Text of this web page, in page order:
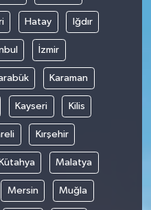
Hatay Iğdır
İzmir
Karaman
Kayseri Kilis
Kırşehir
Kütahya Malatya
Mersin Muğla